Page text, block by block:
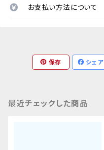
お支払い方法について
保存 シェア
最近チェックした商品